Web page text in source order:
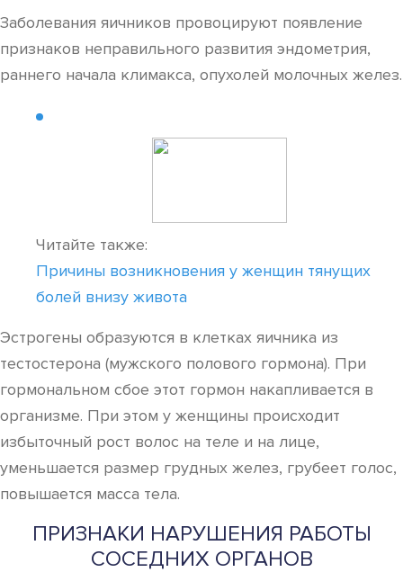
Заболевания яичников провоцируют появление
признаков неправильного развития эндометрия,
раннего начала климакса, опухолей молочных желез.
Читайте также:
Причины возникновения у женщин тянущих
болей внизу живота
Эстрогены образуются в клетках яичника из
тестостерона (мужского полового гормона). При
гормональном сбое этот гормон накапливается в
организме. При этом у женщины происходит
избыточный рост волос на теле и на лице,
уменьшается размер грудных желез, грубеет голос,
повышается масса тела.
ПРИЗНАКИ НАРУШЕНИЯ РАБОТЫ
СОСЕДНИХ ОРГАНОВ